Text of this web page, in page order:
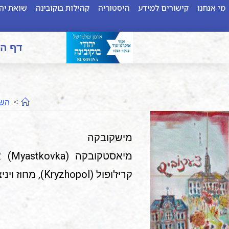
מי אנחנו קישורים למידע היסטוריה קהילות בוקובינה שואת
דף
>
מישקובקה
קריז'ופול (Kryzhopol), מחוז ויניצה (Vinnitsa), ברה"מ/אוקראינה מקום בזמן המלחמה: טרנסניסטריה, רומניה